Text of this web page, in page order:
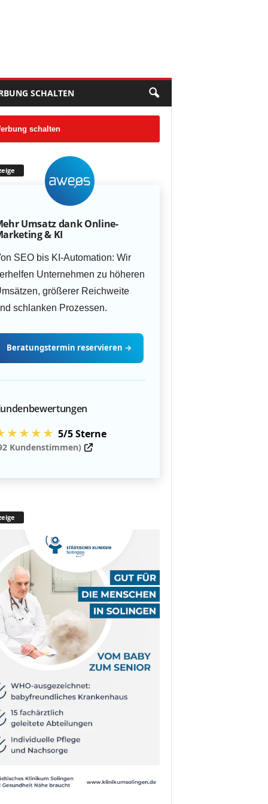
SCHALTEN
schalten
Umsatz dank Online-
& KI
SEO bis KI-Automation: Wir
Unternehmen zu höheren
größerer Reichweite
schlanken Prozessen.
Beratungstermin reservieren →
5/5 Sterne
Kundenstimmen)